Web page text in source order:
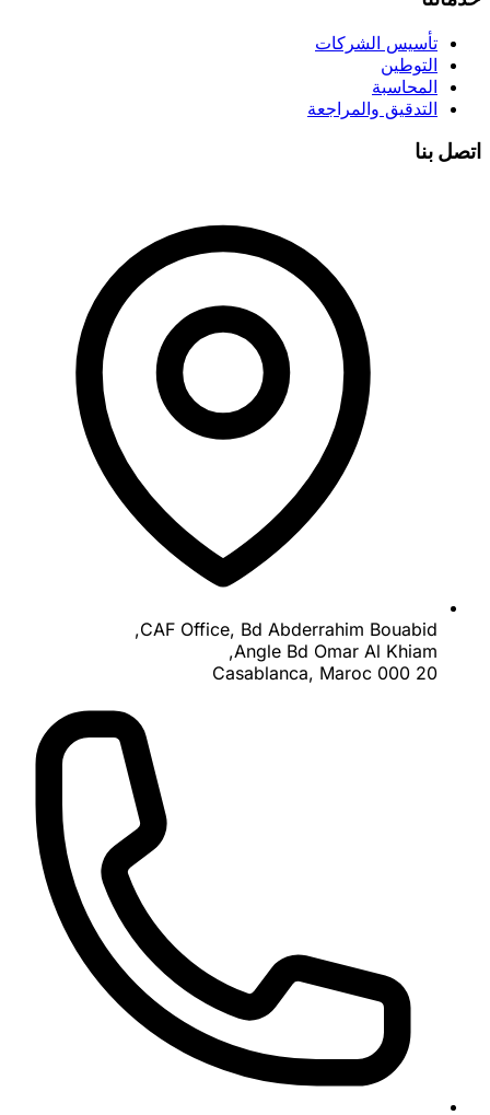
تأسيس الشركات
التوطين
المحاسبة
التدقيق والمراجعة
اتصل بنا
CAF Office, Bd Abderrahim Bouabid,
Angle Bd Omar Al Khiam,
20 000 Casablanca, Maroc